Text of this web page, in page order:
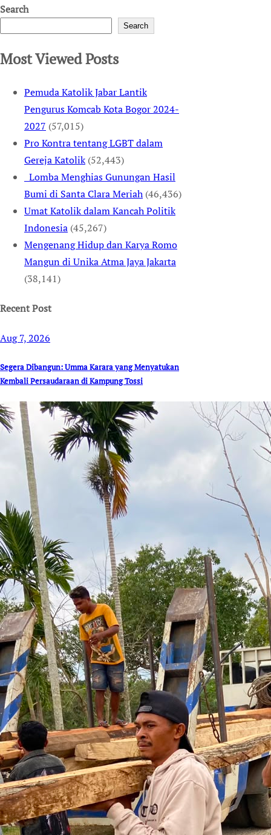
Search
Search
Most Viewed Posts
Pemuda Katolik Jabar Lantik
Pengurus Komcab Kota Bogor 2024-
2027 (57,015)
Pro Kontra tentang LGBT dalam
Gereja Katolik (52,443)
Lomba Menghias Gunungan Hasil
Bumi di Santa Clara Meriah (46,436)
Umat Katolik dalam Kancah Politik
Indonesia (45,267)
Mengenang Hidup dan Karya Romo
Mangun di Unika Atma Jaya Jakarta
(38,141)
Recent Post
Aug 7, 2026
Segera Dibangun: Umma Karara yang Menyatukan
Kembali Persaudaraan di Kampung Tossi